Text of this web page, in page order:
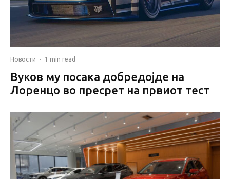
Новости · 1 min read
Вуков му посака добредојде на
Лоренцо во пресрет на првиот тест